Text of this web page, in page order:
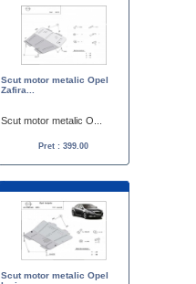
Scut motor metalic Opel
Zafira...
Scut motor metalic O...
Pret : 399.00
Scut motor metalic Opel